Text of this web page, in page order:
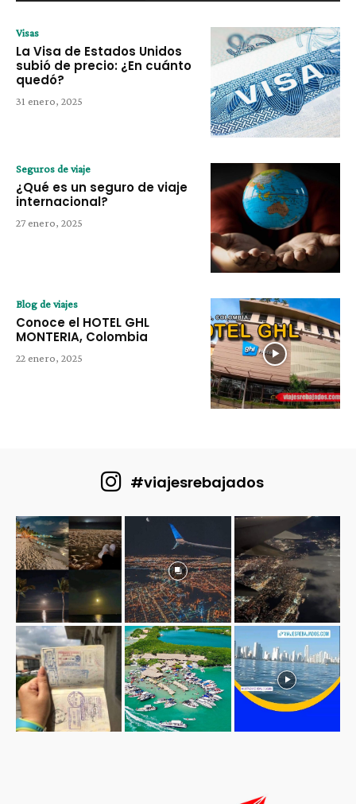
Visas
La Visa de Estados Unidos
subió de precio: ¿En cuánto
quedó?
31 enero, 2025
Seguros de viaje
¿Qué es un seguro de viaje
internacional?
27 enero, 2025
Blog de viajes
Conoce el HOTEL GHL
MONTERIA, Colombia
22 enero, 2025
#viajesrebajados